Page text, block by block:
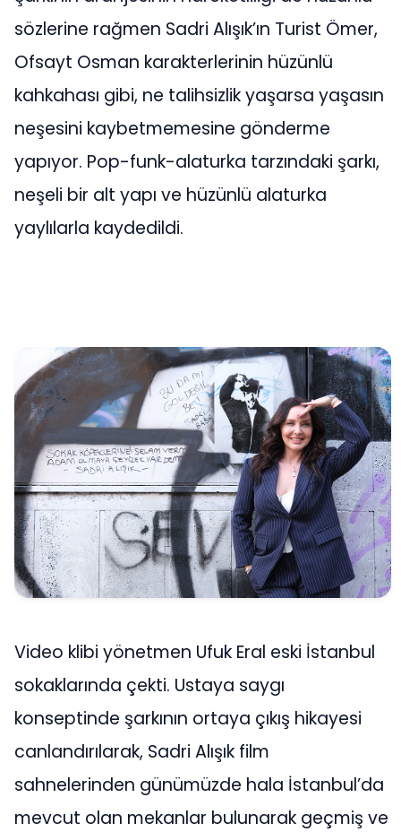
sözlerine rağmen Sadri Alışık’ın Turist Ömer,
Ofsayt Osman karakterlerinin hüzünlü
kahkahası gibi, ne talihsizlik yaşarsa yaşasın
neşesini kaybetmemesine gönderme
yapıyor. Pop-funk-alaturka tarzındaki şarkı,
neşeli bir alt yapı ve hüzünlü alaturka
yaylılarla kaydedildi.
Video klibi yönetmen Ufuk Eral eski İstanbul
sokaklarında çekti. Ustaya saygı
konseptinde şarkının ortaya çıkış hikayesi
canlandırılarak, Sadri Alışık film
sahnelerinden günümüzde hala İstanbul’da
mevcut olan mekanlar bulunarak geçmiş ve